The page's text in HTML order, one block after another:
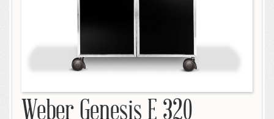
Weber Genesis E 320